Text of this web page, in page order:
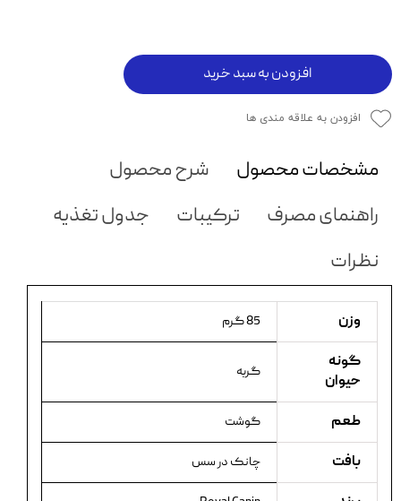
افزودن به سبد خرید
افزودن به علاقه مندی ها
مشخصات محصول
شرح محصول
راهنمای مصرف
ترکیبات
جدول تغذیه
نظرات
وزن 85 گرم
گونه
حیوان
گربه
طعم گوشت
بافت چانک در سس